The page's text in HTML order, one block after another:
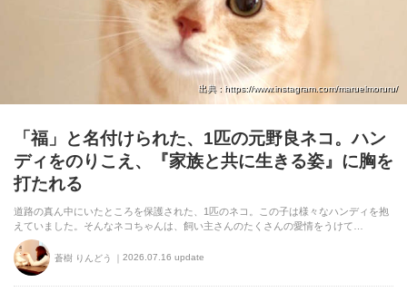
出典 : https://www.instagram.com/maruelmoruru/
「福」と名付けられた、1匹の元野良ネコ。ハン
ディをのりこえ、『家族と共に生きる姿』に胸を
打たれる
道路の真ん中にいたところを保護された、1匹のネコ。この子は様々なハンディを抱
えていました。そんなネコちゃんは、飼い主さんのたくさんの愛情をうけて…
蒼樹 りんどう 2026.07.16 update